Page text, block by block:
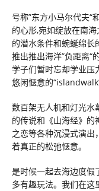
号称”东方小马尔代夫“
的心形,宛如绽放在南
的潜水条件和蜿蜒绵长
推出推出海洋”负距离“
学子们暂时忘却学业压
悠闲惬意的“islandwalk”
数百架无人机和灯光水
的传说和《山海经》的
之恋等各种沉浸式演出
着真正的松弛惬意。
是时候一起去海边度假
多有趣玩法。我们在这